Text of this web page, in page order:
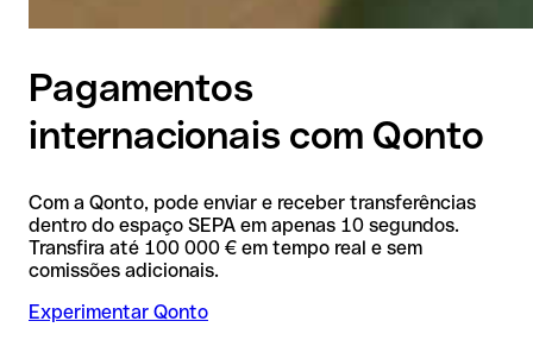
Pagamentos
internacionais com Qonto
Com a Qonto, pode enviar e receber transferências
dentro do espaço SEPA em apenas 10 segundos.
Transfira até 100 000 € em tempo real e sem
comissões adicionais.
Experimentar Qonto